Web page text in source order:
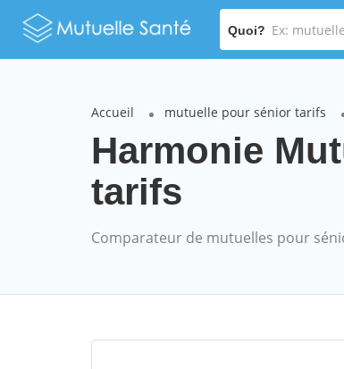
Quoi?
Accueil mutuelle pour sénior tarifs
Harmonie
tarifs
Comparateur de mutuelles pour